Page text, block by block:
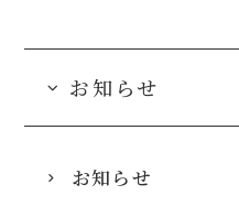
お知らせ
お知らせ